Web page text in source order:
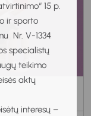
15 p.
ir sporto
Nr. V-1334
teikimo
aktų
interesų –